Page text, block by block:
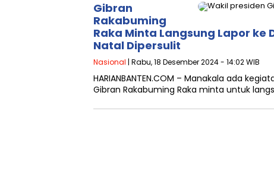
Gibran
Rakabuming
Raka Minta Langsung Lapor
Natal Dipersulit
Nasional | Rabu, 18 Desember 2024 - 14:02 WIB
HARIANBANTEN.COM – Manakala ada
Gibran Rakabuming Raka minta untuk